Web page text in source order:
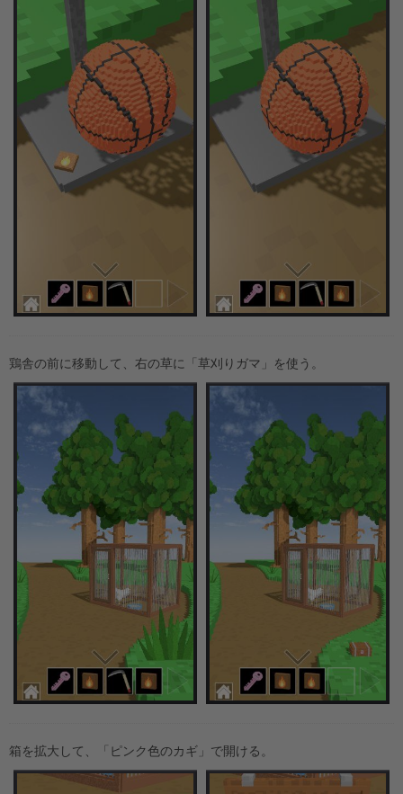
鶏舎の前に移動して、右の草に「草刈りガマ」を使う。
箱を拡大して、「ピンク色のカギ」で開ける。